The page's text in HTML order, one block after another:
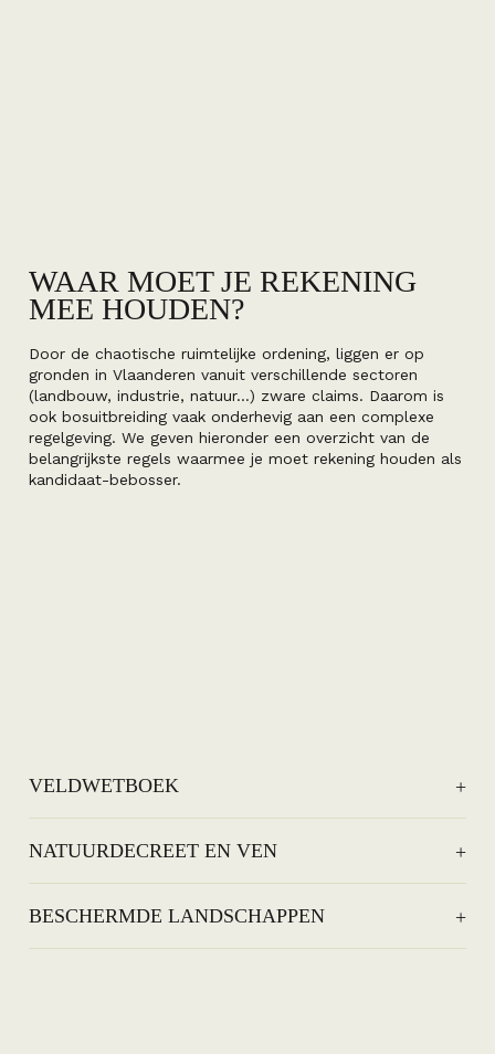
WAAR MOET JE REKENING
MEE HOUDEN?
Door de chaotische ruimtelijke ordening, liggen er op
gronden in Vlaanderen vanuit verschillende sectoren
(landbouw, industrie, natuur…) zware claims. Daarom is
ook bosuitbreiding vaak onderhevig aan een complexe
regelgeving. We geven hieronder een overzicht van de
belangrijkste regels waarmee je moet rekening houden als
kandidaat-bebosser.
VELDWETBOEK
NATUURDECREET EN VEN
BESCHERMDE LANDSCHAPPEN